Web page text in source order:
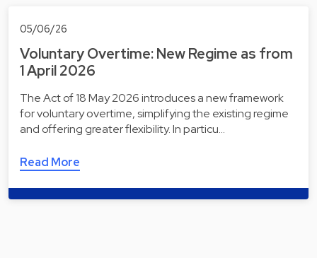
05/06/26
Voluntary Overtime: New Regime as from
1 April 2026
The Act of 18 May 2026 introduces a new framework
for voluntary overtime, simplifying the existing regime
and offering greater flexibility. In particu…
Read More